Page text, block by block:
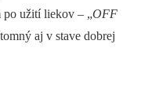
po užití liekov –⁠ „OFF
aj v stave dobrej